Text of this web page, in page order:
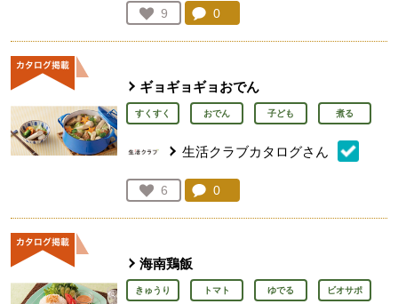
お気に入り登録：
9
人が登録
コメント：
0
ギョギョギョおでん
すくすく おでん 子ども 煮る
生活クラブカタログさん
お気に入り登録：
6
人が登録
コメント：
0
海南鶏飯
きゅうり トマト ゆでる ビオサポ